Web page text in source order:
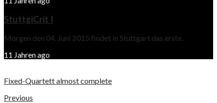
StuttgiCrit I
Morgen den 04. Juni 2015 findet in Stuttgart das erste.
11 Jahren ago
Fixed-Quartett almost complete
Previous